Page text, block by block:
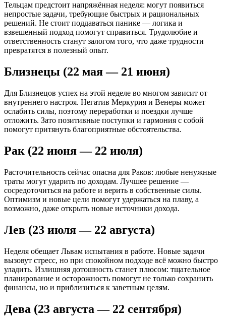
Тельцам предстоит напряжённая неделя: могут появиться
непростые задачи, требующие быстрых и рациональных
решений. Не стоит поддаваться панике — логика и
взвешенный подход помогут справиться. Трудолюбие и
ответственность станут залогом того, что даже трудности
превратятся в полезный опыт.
Близнецы (22 мая — 21 июня)
Для Близнецов успех на этой неделе во многом зависит от
внутреннего настроя. Негатив Меркурия и Венеры может
ослабить силы, поэтому переработки и поездки лучше
отложить. Зато позитивные поступки и гармония с собой
помогут притянуть благоприятные обстоятельства.
Рак (22 июня — 22 июля)
Расточительность сейчас опасна для Раков: любые ненужные
траты могут ударить по доходам. Лучшее решение —
сосредоточиться на работе и верить в собственные силы.
Оптимизм и новые цели помогут удержаться на плаву, а
возможно, даже открыть новые источники дохода.
Лев (23 июля — 22 августа)
Неделя обещает Львам испытания в работе. Новые задачи
вызовут стресс, но при спокойном подходе всё можно быстро
уладить. Излишняя дотошность станет плюсом: тщательное
планирование и осторожность помогут не только сохранить
финансы, но и приблизиться к заветным целям.
Дева (23 августа — 22 сентября)